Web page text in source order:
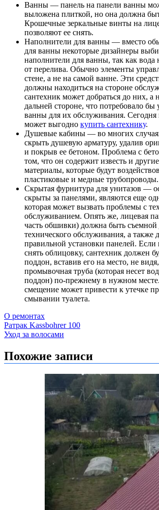
Ванны — панель на панели ванны
выложена плиткой, но она должна
Крошечные зеркальные винты на
позволяют ее снять.
Наполнители для ванны — вместо
для ванны некоторые дизайнеры
наполнители для ванны, так как вода
от перелива. Обычно элементы
стене, а не на самой ванне. Эти
должны находиться на стороне
сантехник может добраться до них, а
дальней стороне, что потребовало бы
ванны для их обслуживания.
может выгодно купить сантехнику.
Душевые кабины — во многих
скрыть душевую арматуру, удалив
и покрыв ее бетоном. Проблема с
том, что он содержит известь и
материалы, которые будут
пластиковые и медные трубопроводы.
Скрытая фурнитура для унитазов —
скрыты за панелями, являются еще
которая может вызвать проблемы с
обслуживанием. Опять же, лицевая
часть обшивки) должна быть съемной
технического обслуживания, а также
правильной установки панелей. Если
снять облицовку, сантехник должен
поддон, вставив его на место, не
промывочная труба (которая несет
поддон) по-прежнему в нужном
смещение может привести к утечке
смывании туалета.
О ремонтах
Навигация
по
записям
Ратрак Kassbohrer 100
Уход за волосами
Похожие записи